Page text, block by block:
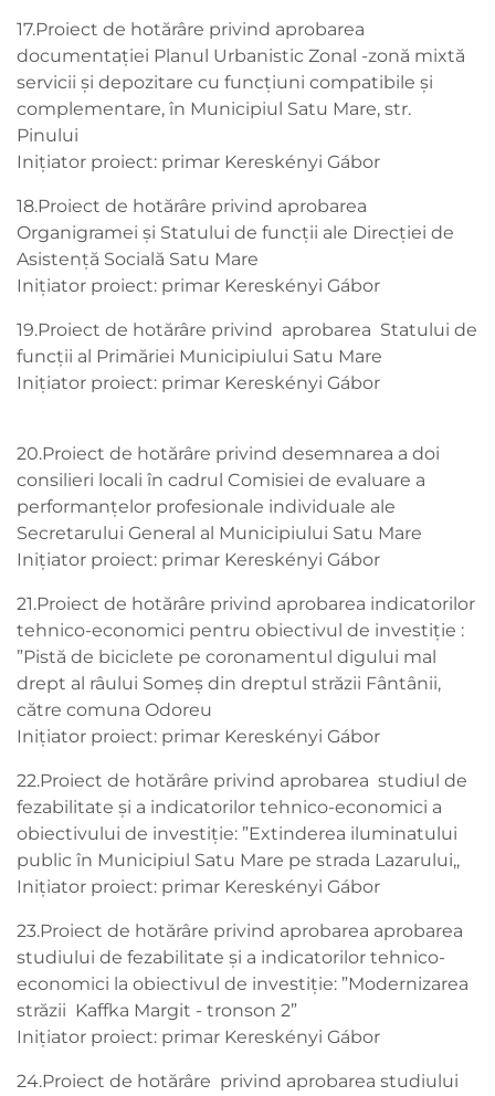
17.Proiect de hotărâre privind aprobarea
documentației Planul Urbanistic Zonal -zonă mixtă
servicii și depozitare cu funcțiuni compatibile și
complementare, în Municipiul Satu Mare, str.
Pinului
Inițiator proiect: primar Kereskényi Gábor
18.Proiect de hotărâre privind aprobarea
Organigramei și Statului de funcții ale Direcției de
Asistență Socială Satu Mare
Inițiator proiect: primar Kereskényi Gábor
19.Proiect de hotărâre privind aprobarea Statului de
funcții al Primăriei Municipiului Satu Mare
Inițiator proiect: primar Kereskényi Gábor
20.Proiect de hotărâre privind desemnarea a doi
consilieri locali în cadrul Comisiei de evaluare a
performanțelor profesionale individuale ale
Secretarului General al Municipiului Satu Mare
Inițiator proiect: primar Kereskényi Gábor
21.Proiect de hotărâre privind aprobarea indicatorilor
tehnico-economici pentru obiectivul de investiție :
”Pistă de biciclete pe coronamentul digului mal
drept al râului Someș din dreptul străzii Fântânii,
către comuna Odoreu
Inițiator proiect: primar Kereskényi Gábor
22.Proiect de hotărâre privind aprobarea studiul de
fezabilitate și a indicatorilor tehnico-economici a
obiectivului de investiţie: ”Extinderea iluminatului
public în Municipiul Satu Mare pe strada Lazarului,,
Inițiator proiect: primar Kereskényi Gábor
23.Proiect de hotărâre privind aprobarea aprobarea
studiului de fezabilitate și a indicatorilor tehnico-
economici la obiectivul de investiție: ”Modernizarea
străzii Kaffka Margit - tronson 2”
Inițiator proiect: primar Kereskényi Gábor
24.Proiect de hotărâre privind aprobarea studiului